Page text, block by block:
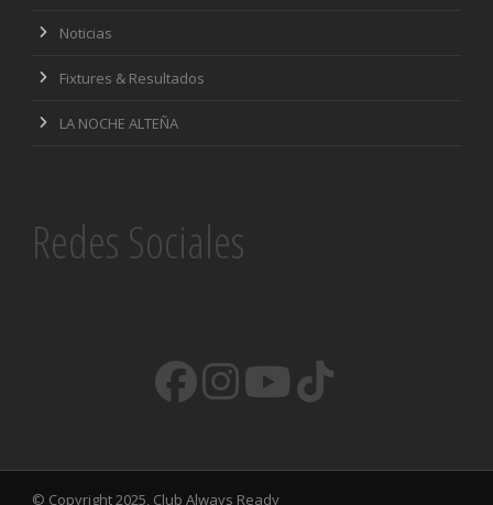
Noticias
Fixtures & Resultados
LA NOCHE ALTEÑA
Redes Sociales
© Copyright 2025, Club Always Ready